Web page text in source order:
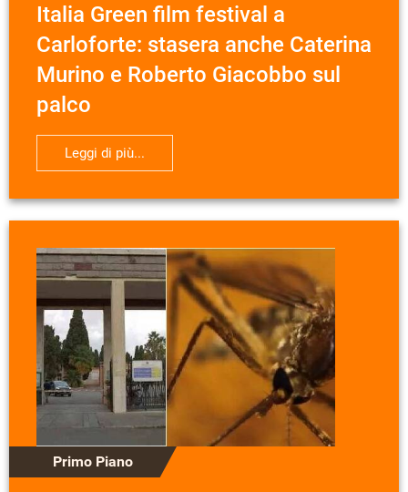
Italia Green film festival a
Carloforte: stasera anche Caterina
Murino e Roberto Giacobbo sul
palco
Leggi di più...
Primo Piano